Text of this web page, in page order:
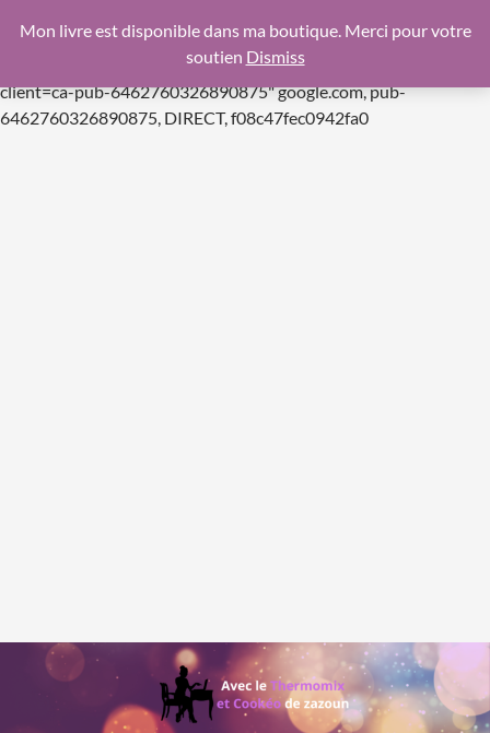
f08c47fec0942fa0
https://pagead2.googlesyndication.com/pagead/js/
client=ca-pub-6462760326890875"google.com, pub-
6462760326890875, DIRECT, f08c47fec0942fa0Aller
Mon livre est disponible dans ma boutique. Merci pour votre
soutien Dismiss